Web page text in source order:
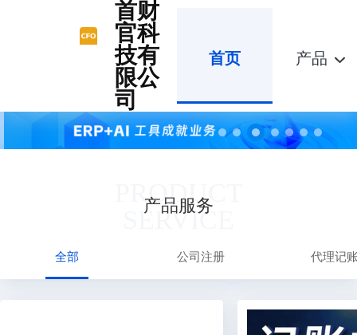
首财
官科
技有
限公
司
首页 产品
产品服务
PRODUCT
SERVICE
全部 公司注册 代理记